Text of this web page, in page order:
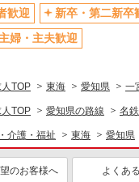
歓迎
新卒・第二新卒
主婦・主夫歓迎
TOP 東海 愛知県 一
TOP 愛知県の路線 名
介護・福祉 東海 愛知県
のお客様へ よくあ